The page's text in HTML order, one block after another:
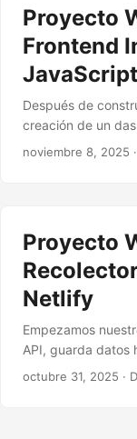
Proyecto
Frontend
JavaScript
Después de
creación de un
PapaParse.js y
noviembre 8, 2025
Proyecto
Netlify
Empezamos
API, guarda datos
y los problemas!
octubre 31, 2025 ·